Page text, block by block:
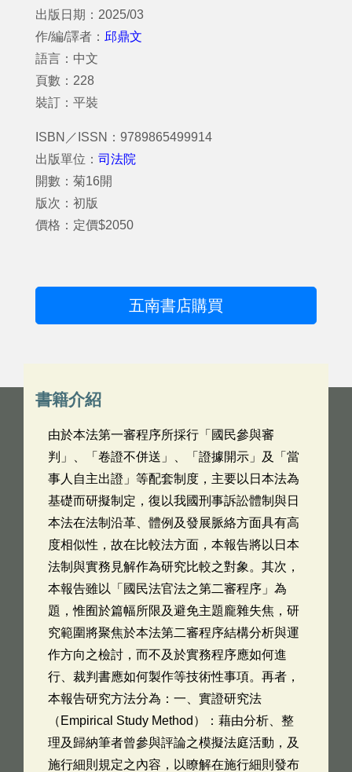
出版日期：2025/03
作/編/譯者： 邱鼎文
語言：中文
頁數：228
裝訂：平裝
ISBN／ISSN：9789865499914
出版單位： 司法院
開數：菊16開
版次：初版
價格：定價$2050
五南書店購買
書籍介紹
由於本法第一審程序所採行「國民參與審
判」、「卷證不併送」、「證據開示」及「當
事人自主出證」等配套制度，主要以日本法為
基礎而研擬制定，復以我國刑事訴訟體制與日
本法在法制沿革、體例及發展脈絡方面具有高
度相似性，故在比較法方面，本報告將以日本
法制與實務見解作為研究比較之對象。其次，
本報告雖以「國民法官法之第二審程序」為
題，惟囿於篇幅所限及避免主題龐雜失焦，研
究範圍將聚焦於本法第二審程序結構分析與運
作方向之檢討，而不及於實務程序應如何進
行、裁判書應如何製作等技術性事項。再者，
本報告研究方法分為：一、實證研究法
（Empirical Study Method）：藉由分析、整
理及歸納筆者曾參與評論之模擬法庭活動，及
施行細則規定之內容，以瞭解在施行細則發布